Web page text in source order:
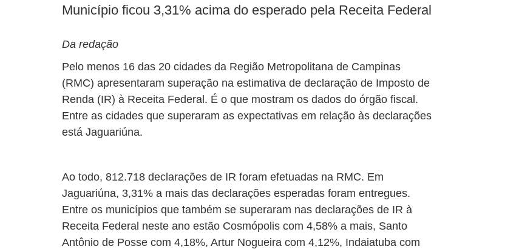
Município ficou 3,31% acima do esperado pela Receita Federal
Da redação
Pelo menos 16 das 20 cidades da Região Metropolitana de Campinas
(RMC) apresentaram superação na estimativa de declaração de Imposto de
Renda (IR) à Receita Federal. É o que mostram os dados do órgão fiscal.
Entre as cidades que superaram as expectativas em relação às declarações
está Jaguariúna.
Ao todo, 812.718 declarações de IR foram efetuadas na RMC. Em
Jaguariúna, 3,31% a mais das declarações esperadas foram entregues.
Entre os municípios que também se superaram nas declarações de IR à
Receita Federal neste ano estão Cosmópolis com 4,58% a mais, Santo
Antônio de Posse com 4,18%, Artur Nogueira com 4,12%, Indaiatuba com